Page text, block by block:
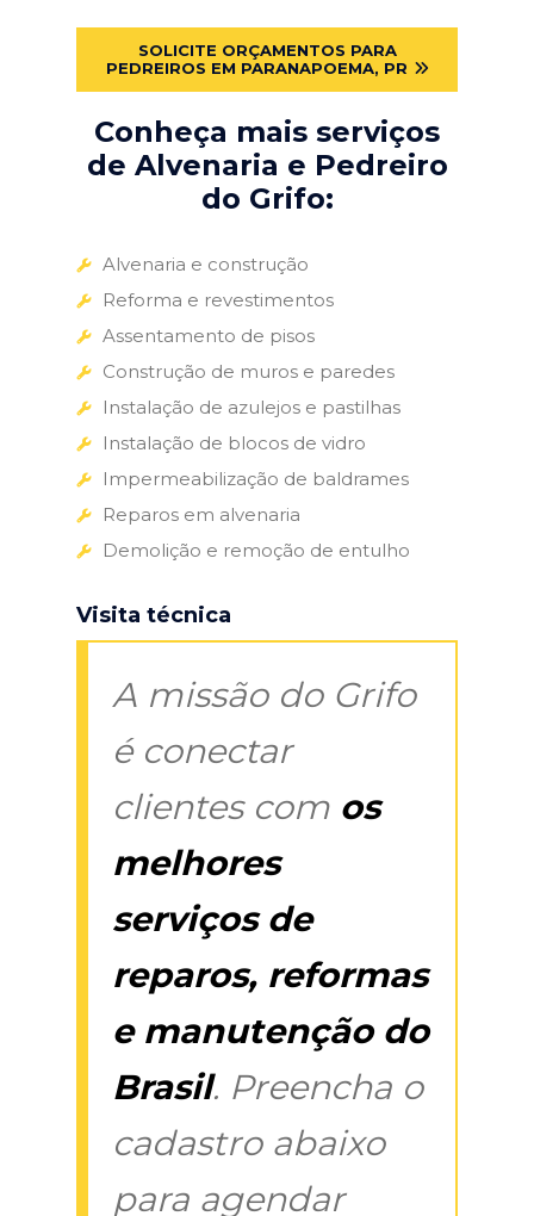
SOLICITE ORÇAMENTOS PARA
PEDREIROS EM PARANAPOEMA, PR
Conheça mais serviços
de Alvenaria e Pedreiro
do Grifo:
Alvenaria e construção
Reforma e revestimentos
Assentamento de pisos
Construção de muros e paredes
Instalação de azulejos e pastilhas
Instalação de blocos de vidro
Impermeabilização de baldrames
Reparos em alvenaria
Demolição e remoção de entulho
Visita técnica
A missão do Grifo
é conectar
clientes com os
melhores
serviços de
reparos, reformas
e manutenção do
Brasil. Preencha o
cadastro abaixo
para agendar